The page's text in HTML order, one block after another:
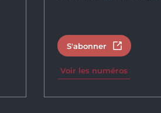
nouvel onglet S'abonner Ouvrir
Voir les numéros